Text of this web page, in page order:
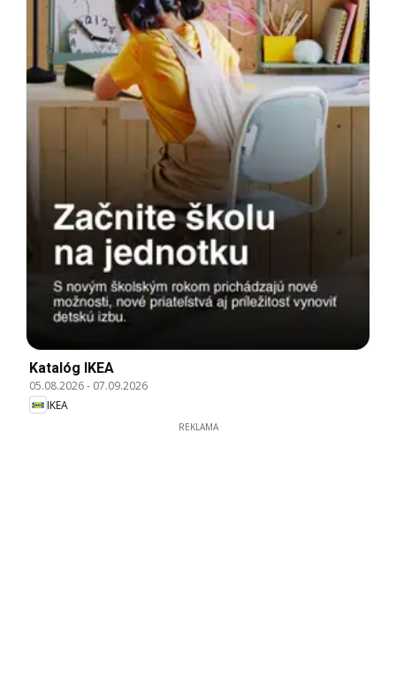
Katalóg IKEA
05.08.2026- 07.09.2026
IKEA
REKLAMA